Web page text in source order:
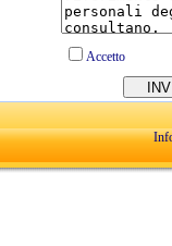
Accetto